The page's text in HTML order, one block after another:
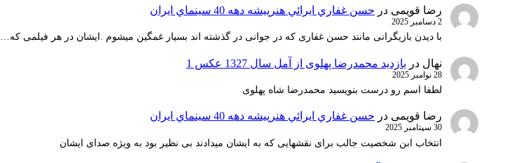
رضا قویمی در حسن غفاري ايرائي هنرپيشه دهه 40 سينماي ايران
2 دسامبر 2025
با دیدن بازیگرانی مانند حسن غفاری که در جوانی در گذشته اند بسیار غمگین میشوم .ایشان در هر فیلمی که…
نهال در بازدید محمدرضا پهلوی از آمل سال 1327 عکس 1
28 نوامبر 2025
لطفا اسم رو درست بنویسید محمدرضا شاه پهلوی
رضا قویمی در حسن غفاري ايرائي هنرپيشه دهه 40 سينماي ايران
30 سپتامبر 2025
انتخاب ابن شخصیت جالب برای نقشهایی که به ایشان میدادند بی نظیر بود به ویژه صدای ایشان